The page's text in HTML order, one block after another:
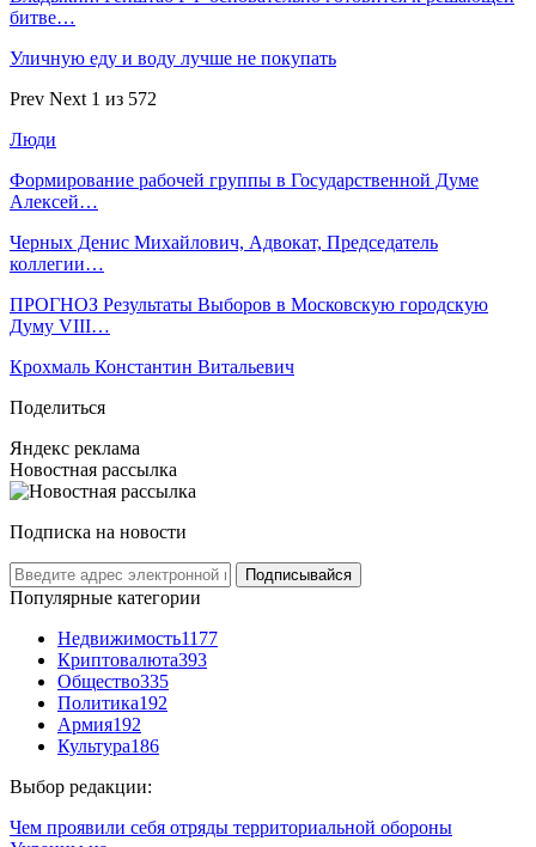
битве…
Уличную еду и воду лучше не покупать
Prev Next 1 из 572
Люди
Формирование рабочей группы в Государственной Думе
Алексей…
Черных Денис Михайлович, Адвокат, Председатель
коллегии…
ПРОГНОЗ Результаты Выборов в Московскую городскую
Думу VIII…
Крохмаль Константин Витальевич
Поделиться
Яндекс реклама
Новостная рассылка
Подписка на новости
Подписывайся
Популярные категории
Недвижимость1177
Криптовалюта393
Общество335
Политика192
Армия192
Культура186
Выбор редакции:
Чем проявили себя отряды территориальной обороны